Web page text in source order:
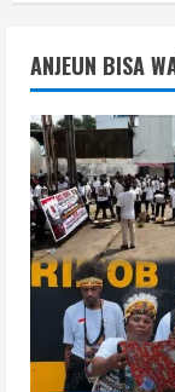
2
3
ANJEUN BISA